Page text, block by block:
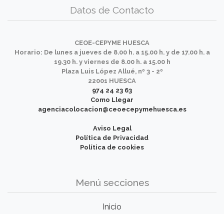
Datos de Contacto
CEOE-CEPYME HUESCA
Horario: De lunes a jueves de 8.00 h. a 15.00 h. y de 17.00 h. a
19.30 h. y viernes de 8.00 h. a 15.00 h
Plaza Luis López Allué, nº 3 - 2º
22001 HUESCA
974 24 23 63
Como Llegar
agenciacolocacion@ceoecepymehuesca.es
Aviso Legal
Política de Privacidad
Política de cookies
Menú secciones
Inicio